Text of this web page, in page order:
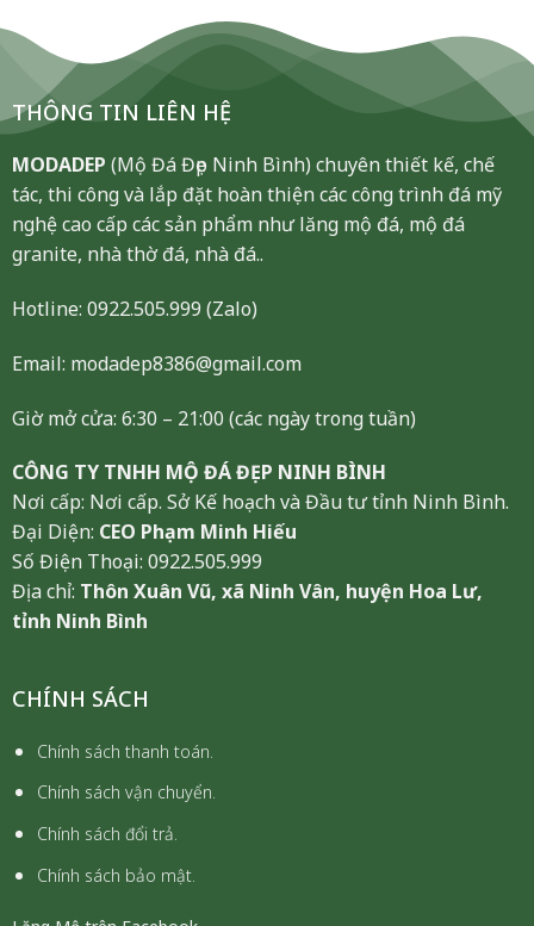
THÔNG TIN LIÊN HỆ
MODADEP (Mộ Đá Đẹp Ninh Bình) chuyên thiết kế, chế
tác, thi công và lắp đặt hoàn thiện các công trình đá mỹ
nghệ cao cấp các sản phẩm như lăng mộ đá, mộ đá
granite, nhà thờ đá, nhà đá..
Hotline: 0922.505.999 (Zalo)
Email: modadep8386@gmail.com
Giờ mở cửa: 6:30 – 21:00 (các ngày trong tuần)
CÔNG TY TNHH MỘ ĐÁ ĐẸP NINH BÌNH
Nơi cấp: Nơi cấp. Sở Kế hoạch và Đầu tư tỉnh Ninh Bình.
Đại Diện: CEO Phạm Minh Hiếu
Số Điện Thoại: 0922.505.999
Địa chỉ: Thôn Xuân Vũ, xã Ninh Vân, huyện Hoa Lư,
tỉnh Ninh Bình
CHÍNH SÁCH
Chính sách thanh toán.
Chính sách vận chuyển.
Chính sách đổi trả.
Chính sách bảo mật.